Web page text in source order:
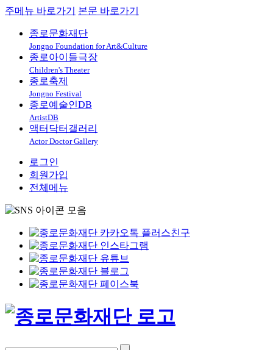
주메뉴 바로가기 본문 바로가기
종로문화재단
Jongno Foundation for Art&Culture
종로아이들극장
Children's Theater
종로축제
Jongno Festival
종로예술인DB
ArtistDB
액터닥터갤러리
Actor Doctor Gallery
로그인
회원가입
전체메뉴